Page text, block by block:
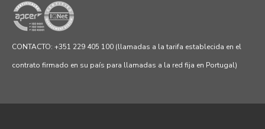
CONTACTO: +351 229 405 100 (llamadas a la tarifa establecida en el
contrato firmado en su país para llamadas a la red fija en Portugal)